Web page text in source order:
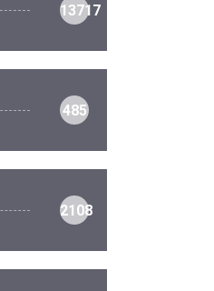
13717
485
2108